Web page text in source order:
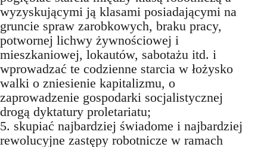
wyzyskującymi ją klasami posiadającymi na
gruncie spraw zarobkowych, braku pracy,
potwornej lichwy żywnościowej i
mieszkaniowej, lokautów, sabotażu itd. i
wprowadzać te codzienne starcia w łożysko
walki o zniesienie kapitalizmu, o
zaprowadzenie gospodarki socjalistycznej
drogą dyktatury proletariatu;
5. skupiać najbardziej świadome i najbardziej
rewolucyjne zastępy robotnicze w ramach